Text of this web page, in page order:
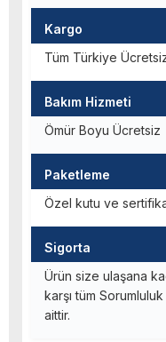
Kargo
Tüm Türkiye
Bakım Hizmeti
Ömür Boyu Ücretsiz
Paketleme
Özel kutu ve
Sigorta
Ürün size ulaşana
karşı tüm
aittir.